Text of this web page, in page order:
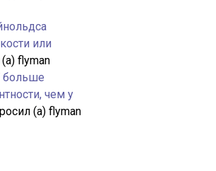
или
flyman
чем у
(а) flyman